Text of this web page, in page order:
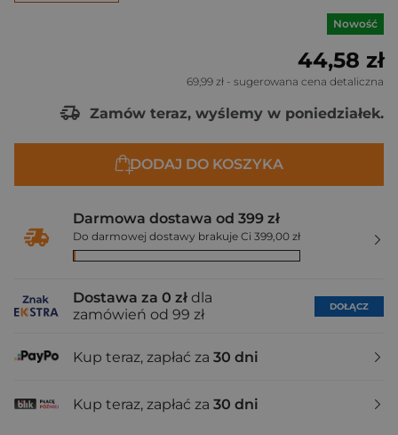
Nowość
44,58 zł
69,99 zł - sugerowana cena detaliczna
Zamów teraz, wyślemy w poniedziałek.
DODAJ DO KOSZYKA
Darmowa dostawa od 399 zł
Do darmowej dostawy brakuje Ci 399,00 zł
Dostawa za 0 zł dla
zamówień od 99 zł
DOŁĄCZ
Kup teraz, zapłać za 30 dni
Kup teraz, zapłać za 30 dni